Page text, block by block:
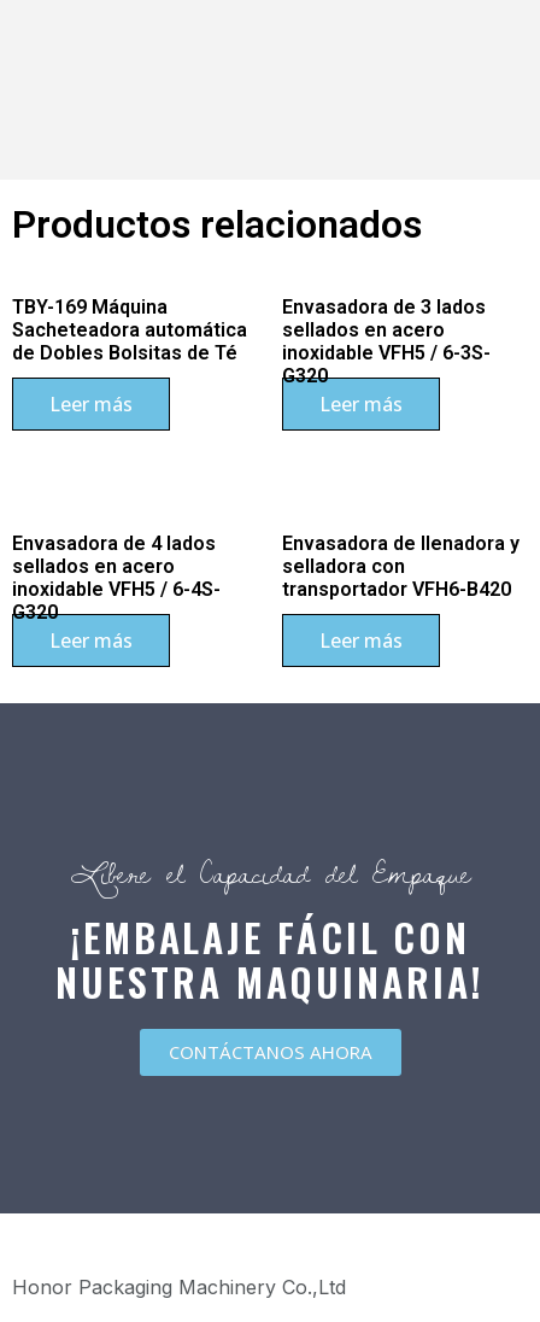
Productos relacionados
TBY-169 Máquina
Sacheteadora automática
de Dobles Bolsitas de Té
Leer más
Envasadora de 3 lados
sellados en acero
inoxidable VFH5 / 6-3S-
G320
Leer más
Envasadora de 4 lados
sellados en acero
inoxidable VFH5 / 6-4S-
G320
Leer más
Envasadora de llenadora y
selladora con
transportador VFH6-B420
Leer más
Libere el Capacidad del Empaque
¡EMBALAJE FÁCIL CON
NUESTRA MAQUINARIA!
CONTÁCTANOS AHORA
Honor Packaging Machinery Co.,Ltd